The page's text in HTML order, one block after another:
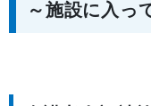
～施設に入っ